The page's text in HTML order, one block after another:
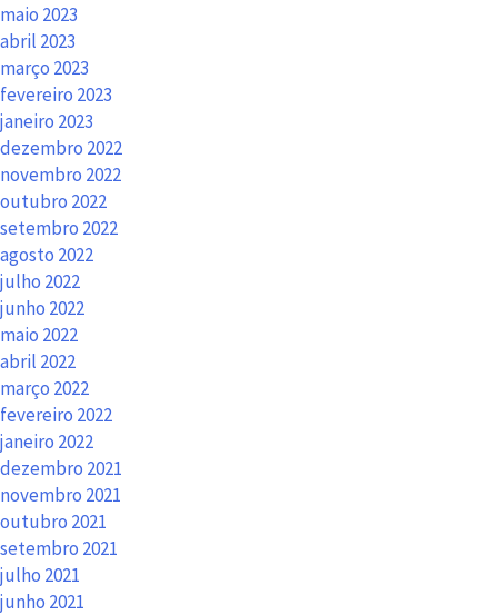
maio 2023
abril 2023
março 2023
fevereiro 2023
janeiro 2023
dezembro 2022
novembro 2022
outubro 2022
setembro 2022
agosto 2022
julho 2022
junho 2022
maio 2022
abril 2022
março 2022
fevereiro 2022
janeiro 2022
dezembro 2021
novembro 2021
outubro 2021
setembro 2021
julho 2021
junho 2021